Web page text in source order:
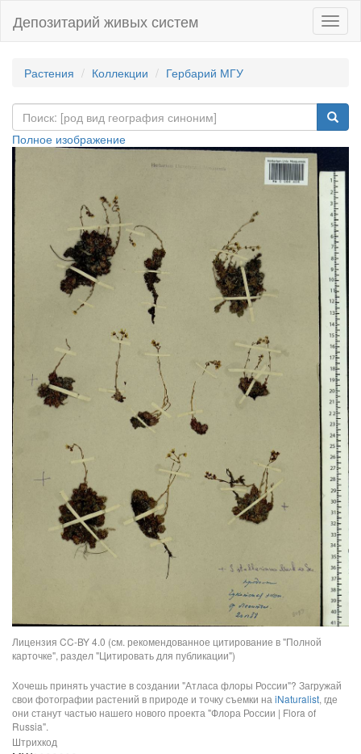
Депозитарий живых систем
Растения Коллекции Гербарий МГУ
Полное изображение
Лицензия CC-BY 4.0 (см. рекомендованное цитирование в "Полной
карточке", раздел "Цитировать для публикации")
Хочешь принять участие в создании "Атласа флоры России"? Загружай
свои фотографии растений в природе и точку съемки на iNaturalist, где
они станут частью нашего нового проекта "Флора России | Flora of
Russia".
Штрихкод